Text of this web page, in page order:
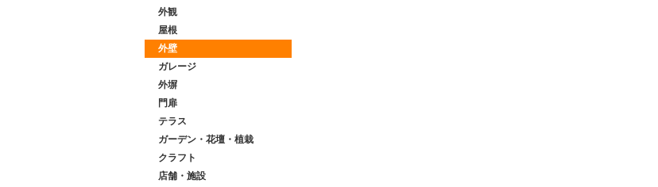
外観
屋根
外壁
ガレージ
外塀
門扉
テラス
ガーデン・花壇・植栽
クラフト
店舗・施設